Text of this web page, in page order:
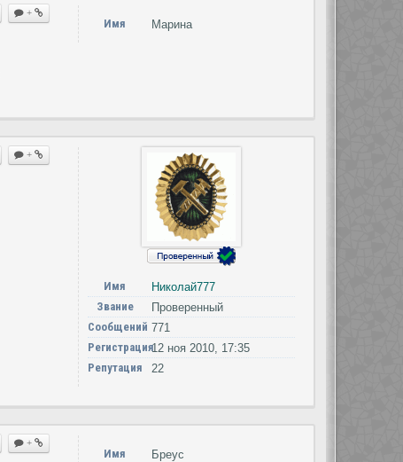
+
Имя Марина
+
Имя
Николай777
Звание
Проверенный
Сообщений 771
Регистрация12 ноя 2010, 17:35
Репутация
22
+
Имя Бреус